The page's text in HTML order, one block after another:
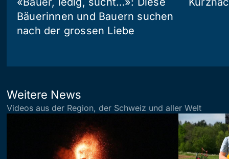
Bäuerinnen und Bauern suchen
nach der grossen Liebe
Weitere News
Videos aus der Region, der Schweiz und aller Welt